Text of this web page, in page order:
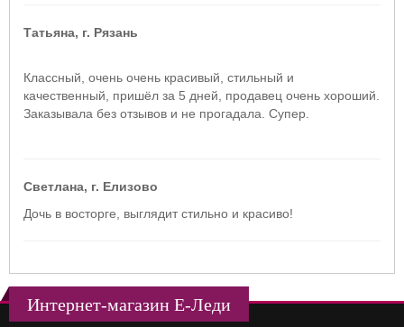
Татьяна, г. Рязань
Классный, очень очень красивый, стильный и
качественный, пришёл за 5 дней, продавец очень хороший.
Заказывала без отзывов и не прогадала. Супер.
Светлана, г. Елизово
Дочь в восторге, выглядит стильно и красиво!
Интернет-магазин Е-Леди